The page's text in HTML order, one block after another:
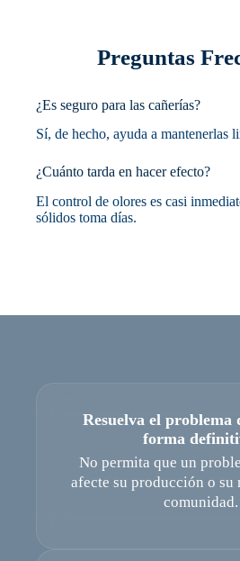
Preguntas
¿Es seguro para las cañerías?
Sí, de hecho, ayuda a mantenerlas
¿Cuánto tarda en hacer efecto?
El control de olores es casi
sólidos toma días.
Resuelva el problema
forma
No permita que un
afecte su producción o su
comunidad.